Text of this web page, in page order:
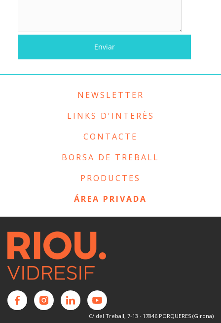
NEWSLETTER
LINKS D'INTERÈS
CONTACTE
BORSA DE TREBALL
PRODUCTES
ÁREA PRIVADA
C/ del Treball, 7-13 · 17846 PORQUERES (Girona)